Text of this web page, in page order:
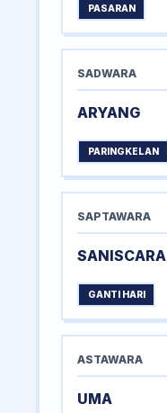
PASARAN
SADWARA
ARYANG
PARINGKELAN
SAPTAWARA
SANISCARA
GANTI HARI
ASTAWARA
UMA